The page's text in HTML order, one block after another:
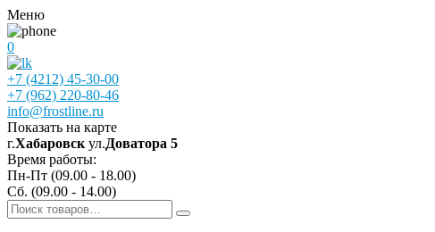
Меню
0
+7 (4212) 45-30-00
+7 (962) 220-80-46
info@frostline.ru
Показать на карте
г.Хабаровск ул.Доватора 5
Время работы:
Пн-Пт (09.00 - 18.00)
Сб. (09.00 - 14.00)